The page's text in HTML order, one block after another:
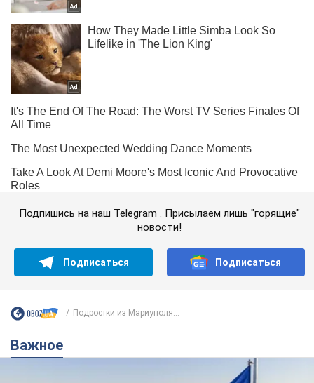
Подпишись на наш Telegram . Присылаем лишь "горящие"
новости!
Подписаться Подписаться
Подростки из Мариуполя...
Важное